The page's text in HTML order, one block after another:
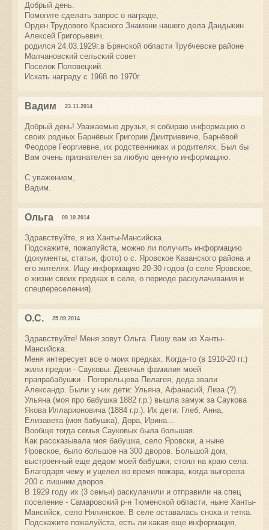
Добрый день.
Помогите сделать запрос о награде,
Орден Трудового Красного Знамени нашего дела Дандыкин
Алексей Григорьевич.
родился 24.03.1929г.в Брянской области Трубчевске районе
Молчановский сельский совет
Поселок Половецкий.
Искать награду с 1968 по 1970г.
Вадим 23.11.2014
Добрый день! Уважаемые друзья, я собираю информацию о
своих родных Барнёвых Григории Дмитриевиче, Барнёвой
Феодоре Георгиевне, их родственниках и родителях. Был бы
Вам очень признателен за любую ценную информацию.
С уважением,
Вадим.
Ольга 09.10.2014
Здравствуйте, я из Ханты-Мансийска.
Подскажите, пожалуйста, можно ли получить информацию
(документы, статьи, фото) о с. Яровское Казанского района и
его жителях. Ищу информацию 20-30 годов (о селе Яровское,
о жизни своих предках в селе, о периоде раскулачивания и
спецпереселения).
О.С. 25.09.2014
Здравствуйте! Меня зовут Ольга. Пишу вам из Ханты-
Мансийска.
Меня интересует все о моих предках. Когда-то (в 1910-20 гг.)
жили предки - Сауковы. Девичья фамилия моей
прапрабабушки - Погорельцева Пелагея, деда звали
Александр. Были у них дети: Ульяна, Афанасий, Лиза (?).
Ульяна (моя про бабушка 1882 г.р.) вышла замуж за Саукова
Якова Илларионовича (1884 г.р.). Их дети: Глеб, Анна,
Елизавета (моя бабушка), Дора, Ирина...
Вообще тогда семья Сауковых была большая.
Как рассказывала моя бабушка, село Яровски, а ныне
Яровское, было большое на 300 дворов. Большой дом,
выстроенный еще дедом моей бабушки, стоял на краю села.
Благодаря чему и уцелел во время пожара, когда выгорела
200 с лишним дворов.
В 1929 году их (3 семьи) раскулачили и отправили на спец
поселение - Самаровский р-н Тюменской области, ныне Ханты-
Мансийск, село Нялинское. В селе оставалась сноха и тетка.
Подскажите пожалуйста, есть ли какая еще информация,